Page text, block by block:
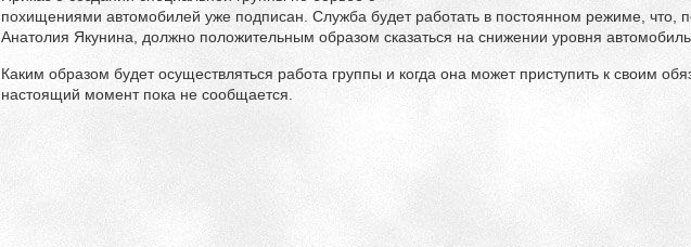
похищениями автомобилей уже подписан. Служба будет работать в постоянном режиме, что,
Анатолия Якунина, должно положительным образом сказаться на снижении уровня
Каким образом будет осуществляться работа группы и когда она может приступить к своим
настоящий момент пока не сообщается.